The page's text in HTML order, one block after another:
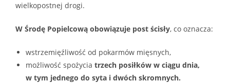
wielkopostnej drogi.
W Środę Popielcową obowiązuje post ścisły, co oznacza:
wstrzemięźliwość od pokarmów mięsnych,
możliwość spożycia trzech posiłków w ciągu dnia,
w tym jednego do syta i dwóch skromnych.